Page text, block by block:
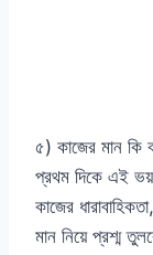
৫) কাজের মান কি
প্রথম দিকে এই
কাজের
মান নিয়ে প্রশ্ম